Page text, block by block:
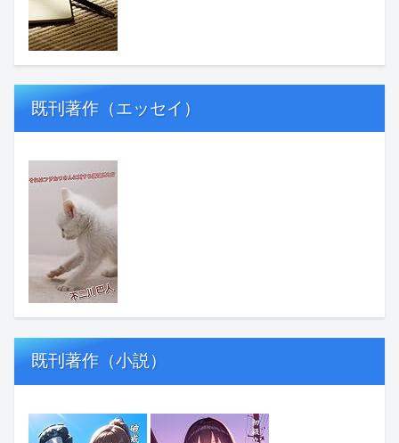
既刊著作（エッセイ）
既刊著作（小説）